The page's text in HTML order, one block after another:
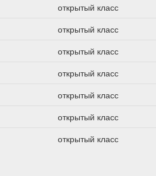
открытый класс
открытый класс
открытый класс
открытый класс
открытый класс
открытый класс
открытый класс